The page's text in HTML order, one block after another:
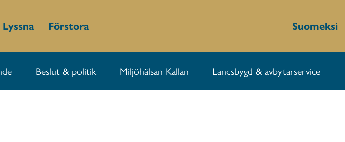
Lyssna Förstora Suomeksi
Beslut & politik Miljöhälsan Kallan Landsbygd & avbytarservice